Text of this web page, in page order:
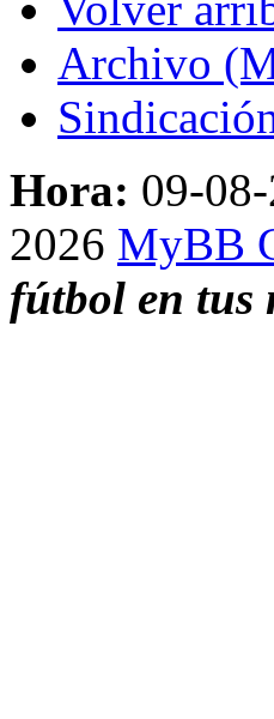
Archivo
Hora: 09-
2026 MyBB
fútbol en tus